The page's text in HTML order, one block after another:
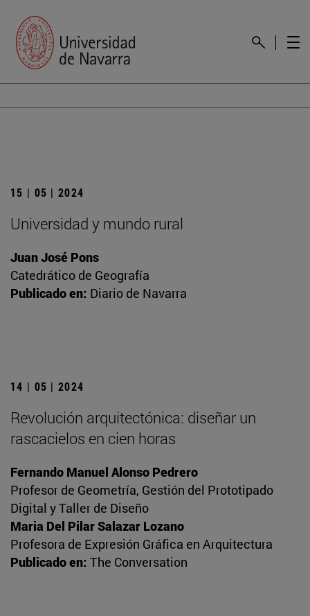
15 | 05 | 2024
Universidad y mundo rural
Juan José Pons
Catedrático de Geografía
Publicado en: Diario de Navarra
14 | 05 | 2024
Revolución arquitectónica: diseñar un
rascacielos en cien horas
Fernando Manuel Alonso Pedrero
Profesor de Geometría, Gestión del Prototipado
Digital y Taller de Diseño
Maria Del Pilar Salazar Lozano
Profesora de Expresión Gráfica en Arquitectura
Publicado en: The Conversation